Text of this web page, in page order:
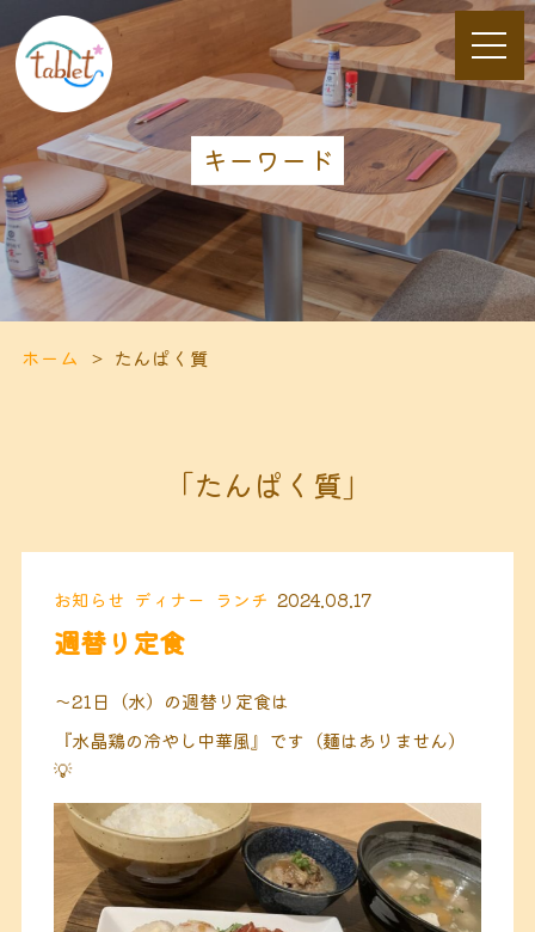
キーワード
ホーム たんぱく質
「たんぱく質」
お知らせ ディナー ランチ 2024.08.17
週替り定食
〜21日（水）の週替り定食は
『水晶鶏の冷やし中華風』です（麺はありません）
💡